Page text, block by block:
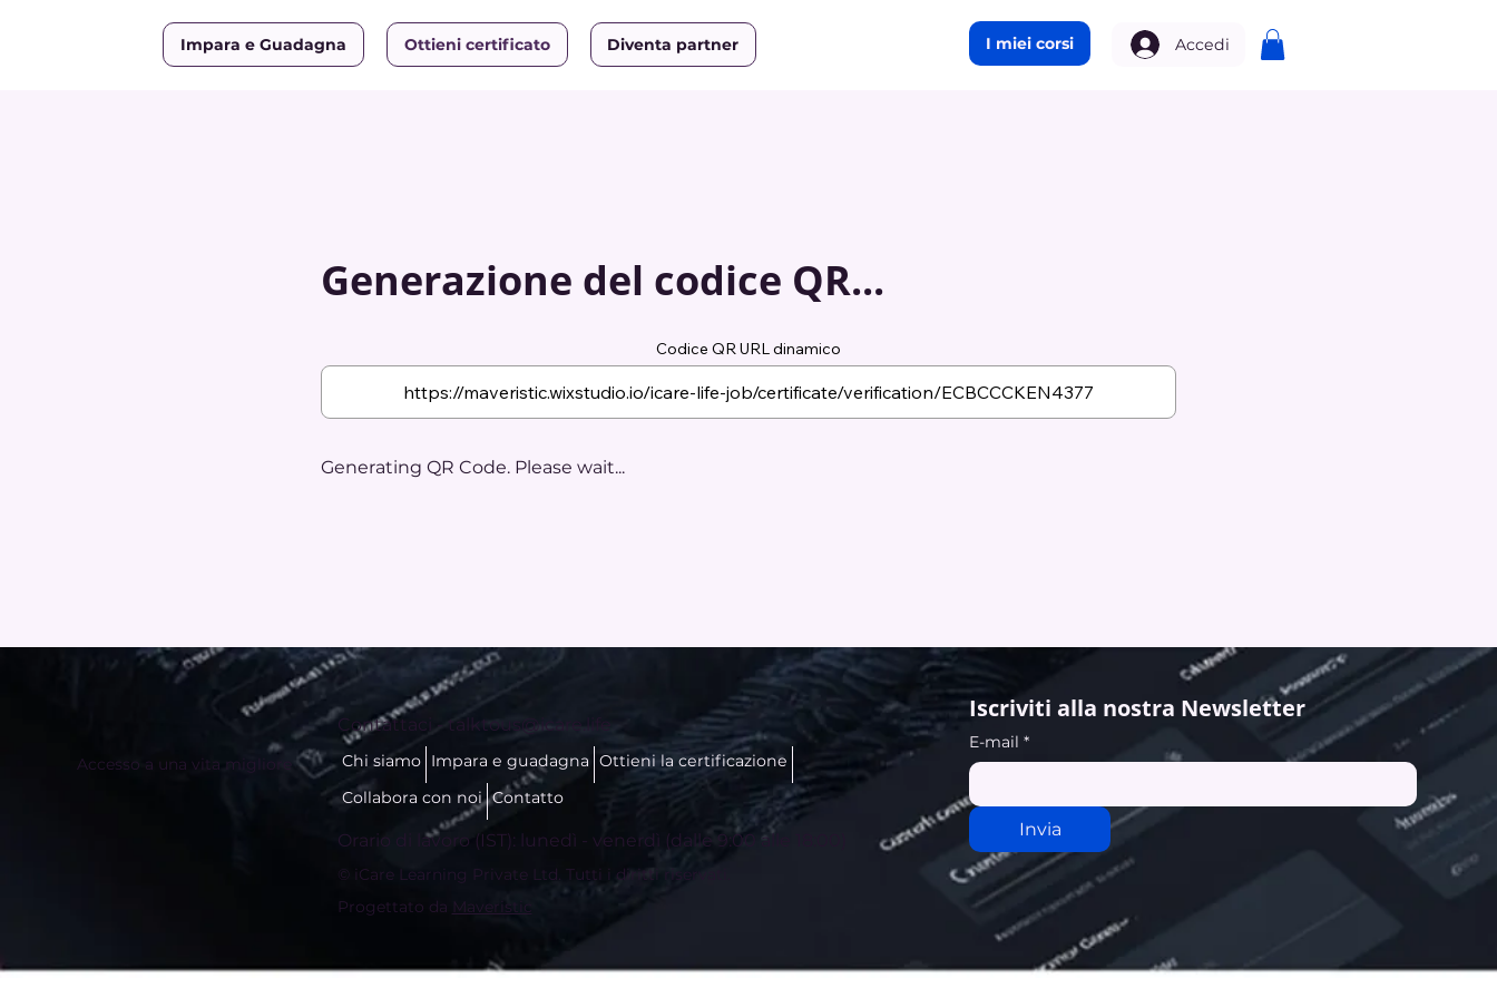
Impara e Guadagna Ottieni certificato Diventa partner I miei corsi Accedi
Generazione del codice QR...
Codice QR URL dinamico
Generating QR Code. Please wait...
Accesso a una vita migliore
Contattaci - talktous@icare.life
Chi siamo Impara e guadagna Ottieni la certificazione
Collabora con noi Contatto
Orario di lavoro (IST): lunedì - venerdì (dalle 9:00 alle 18:00)
© iCare Learning Private Ltd. Tutti i diritti riservati.
Progettato da Maveristic
Iscriviti alla nostra Newsletter
E-mail *
Invia